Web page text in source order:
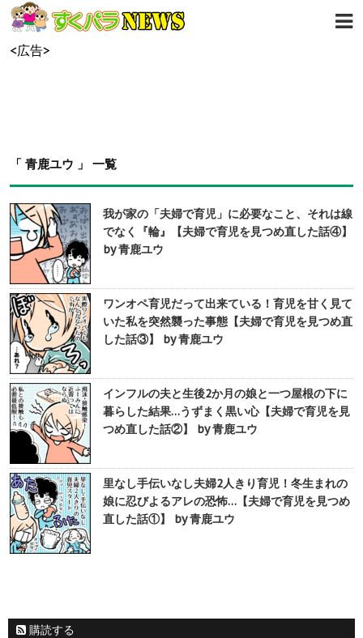
<広告>
「 青鹿ユウ 」 一覧
我が家の「夫婦で育児」に必要なこと、それは線
でなく『輪』【夫婦で育児を見つめ直した話④】
by 青鹿ユウ
ワンオペ育児だって出来ている！育児を甘く見て
いた私を突然襲った事態【夫婦で育児を見つめ直
した話③】 by 青鹿ユウ
インフルの夫と生後2か月の娘と一つ屋根の下に
暮らした結果…うずまく黒い心【夫婦で育児を見
つめ直した話②】 by 青鹿ユウ
里なし手伝いなし夫婦2人きり育児！冬生まれの
娘に忍びよるアレの恐怖…【夫婦で育児を見つめ
直した話①】 by 青鹿ユウ
購読する